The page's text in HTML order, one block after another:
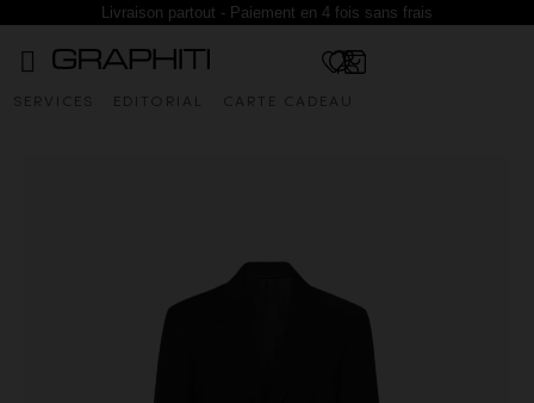
Livraison partout - Paiement en 4 fois sans frais
SERVICES EDITORIAL CARTE CADEAU